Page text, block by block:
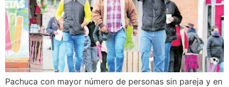
Pachuca con mayor número de personas sin pareja y en